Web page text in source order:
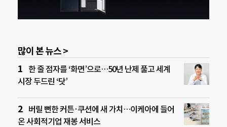
많이 본 뉴스 >
한 줄 점자를 ‘화면’으로…50년 난제 풀고 세계
시장 두드린 ‘닷’
버릴 뻔한 커튼·쿠션에 새 가치…이케아에 들어
온 사회적기업 재봉 서비스